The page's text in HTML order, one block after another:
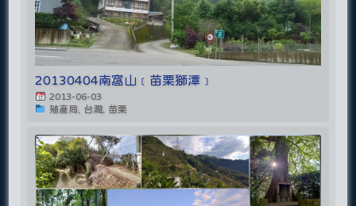
20130404南窩山﹝苗栗獅潭﹞
2013-06-03
殖產局, 台灣, 苗栗